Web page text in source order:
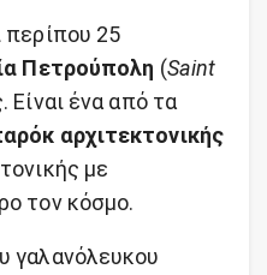
περίπου 25
Πετρούπολη (Saint
Είναι ένα από τα
αρχιτεκτονικής
με
τον κόσμο.
γαλανόλευκου